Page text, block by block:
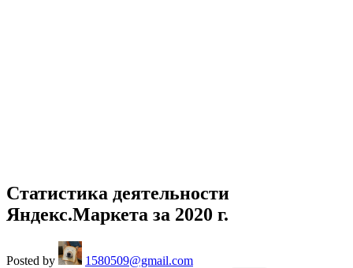
Статистика деятельности
Яндекс.Маркета за 2020 г.
Posted by 1580509@gmail.com